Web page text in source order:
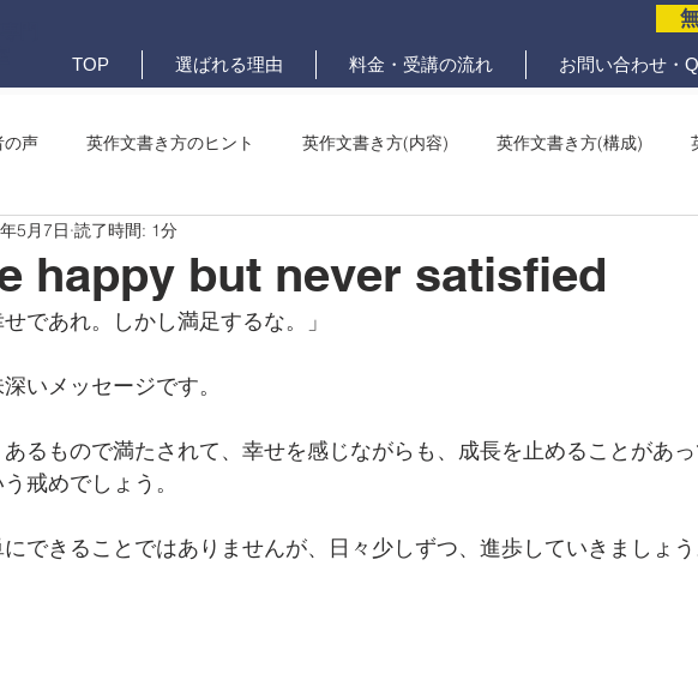
TOP 選ばれる理由 料金・受講の流れ お問い合わせ・
の声 英作文書き方のヒント 英作文書き方(内容) 英作文書き方(構成)
法) 要約・e-メール問題
happy but never satisfied
5月7日 読了時間: 1分
せであれ。しかし満足するな。」
いメッセージです。
るもので満たされて、幸せを感じながらも、成長を止めることがあ
戒めでしょう。
できることではありませんが、日々少しずつ、進歩していきましょ